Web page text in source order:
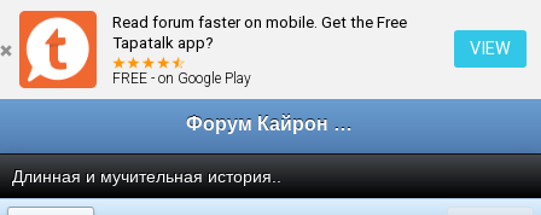
Read forum faster on mobile. Get the Free
Tapatalk app?
FREE - on Google Play
VIEW
Форум Кайрон клана
Длинная и мучительная история..